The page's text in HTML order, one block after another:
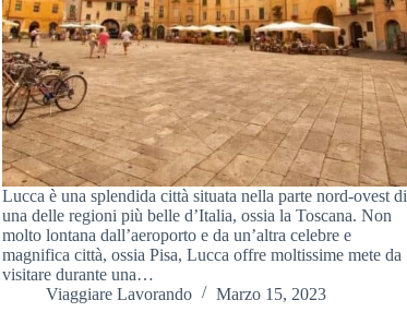
Lucca è una splendida città situata nella parte nord-ovest di
una delle regioni più belle d’Italia, ossia la Toscana. Non
molto lontana dall’aeroporto e da un’altra celebre e
magnifica città, ossia Pisa, Lucca offre moltissime mete da
visitare durante una…
Viaggiare Lavorando
Marzo 15, 2023